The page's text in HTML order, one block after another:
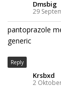
Dmsbig
29
pantoprazole
generic
Reply
Krsbxd
2